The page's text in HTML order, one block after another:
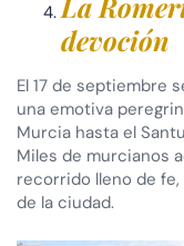
La
devoción
El 17 de septiembre
una emotiva
Murcia hasta el
Miles de murcianos
recorrido lleno de
de la ciudad.